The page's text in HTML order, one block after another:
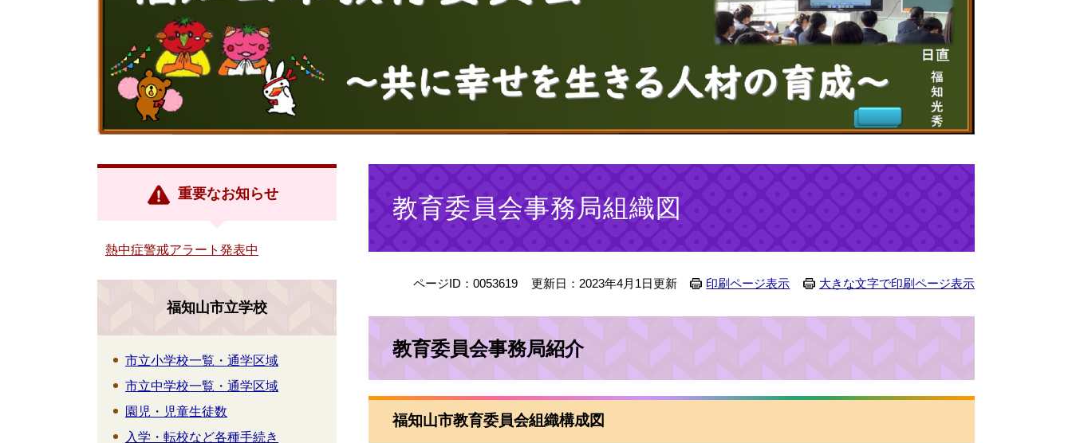
教育委員会事務局組織図
ページID：0053619 更新日：2023年4月1日更新 印刷ページ表示 大きな文字で印刷ページ表示
教育委員会事務局紹介
福知山市教育委員会組織構成図
重要なお知らせ
熱中症警戒アラート発表中
福知山市立学校
市立小学校一覧・通学区域
市立中学校一覧・通学区域
園児・児童生徒数
入学・転校など各種手続き